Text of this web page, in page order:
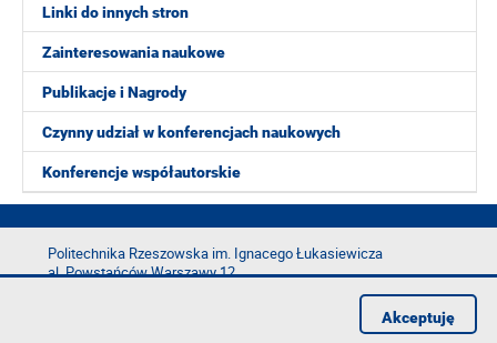
Linki do innych stron
Zainteresowania naukowe
Publikacje i Nagrody
Czynny udział w konferencjach naukowych
Konferencje współautorskie
Politechnika Rzeszowska im. Ignacego Łukasiewicza
al. Powstańców Warszawy 12
Akceptuję